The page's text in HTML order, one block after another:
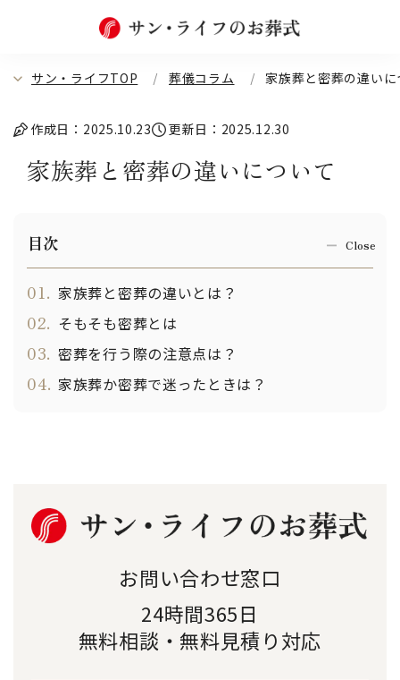
サン・ライフTOP 葬儀コラム 家族葬と密葬の違い
作成日：2025.10.23 更新日：2025.12.30
家族葬と密葬の違いについて
目次
01. 家族葬と密葬の違いとは？
02. そもそも密葬とは
03. 密葬を行う際の注意点は？
04. 家族葬か密葬で迷ったときは？
お問い合わせ窓口
24時間365日
無料相談・無料見積り対応